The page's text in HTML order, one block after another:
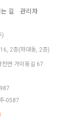
길 관리자
)
2층(하대동, 2층)
천면 가미동길 67
-0587